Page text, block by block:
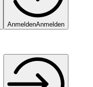
AnmeldenAnmelden